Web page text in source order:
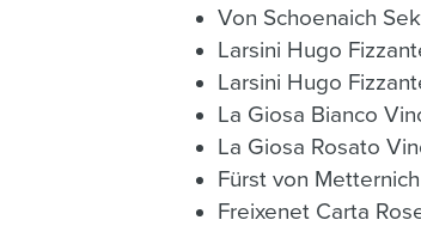
Von Schoenaich
Larsini Hugo
Larsini Hugo
La Giosa Bianco
La Giosa Rosato
Fürst von
Freixenet Carta